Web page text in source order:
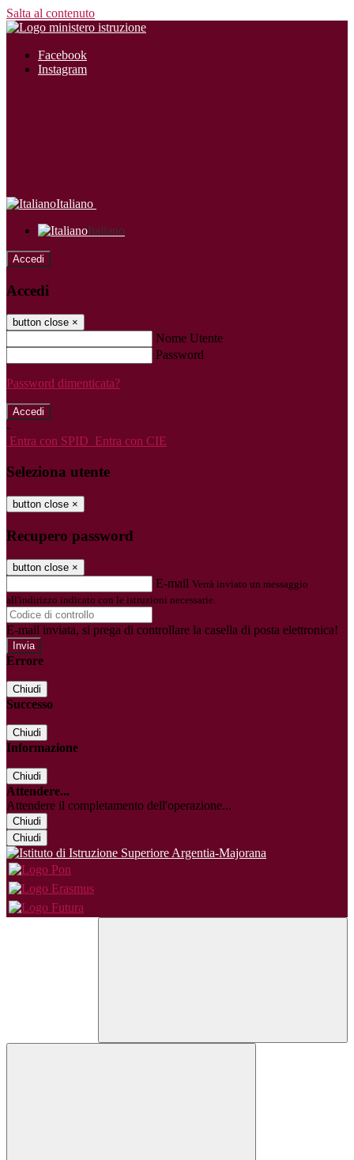
Salta al contenuto
Facebook
Instagram
Italiano
Italiano
Accedi
Accedi
button close ×
Nome Utente
Password
Password dimenticata?
-
Entra con SPID Entra con CIE
Seleziona utente
button close ×
Recupero password
button close ×
E-mail Verrà inviato un messaggio
all'indirizzo indicato con le istruzioni necessarie.
E-mail inviata, si prega di controllare la casella di posta elettronica!
Errore
Chiudi
Successo
Chiudi
Informazione
Chiudi
Attendere...
Attendere il completamento dell'operazione...
Chiudi
Chiudi